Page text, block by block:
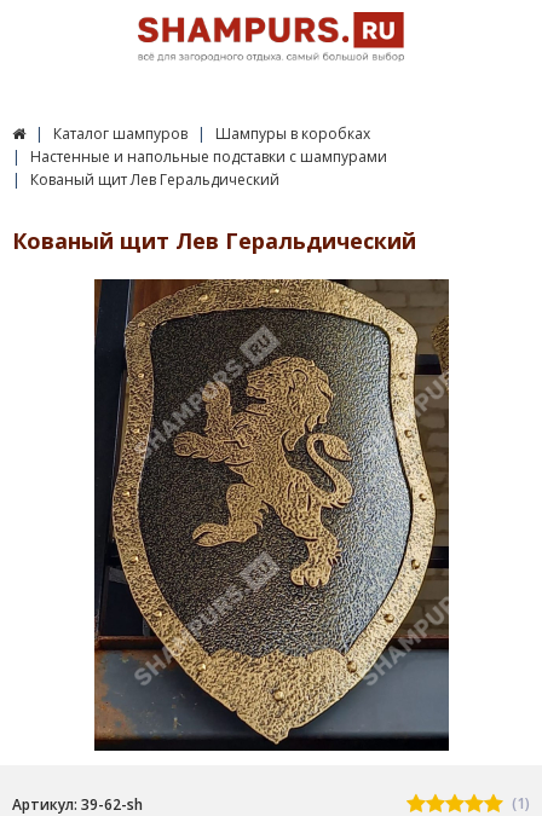
Каталог шампуров
Шампуры в коробках
Настенные и напольные подставки с шампурами
Кованый щит Лев Геральдический
Кованый щит Лев Геральдический
Артикул: 39-62-sh (1)